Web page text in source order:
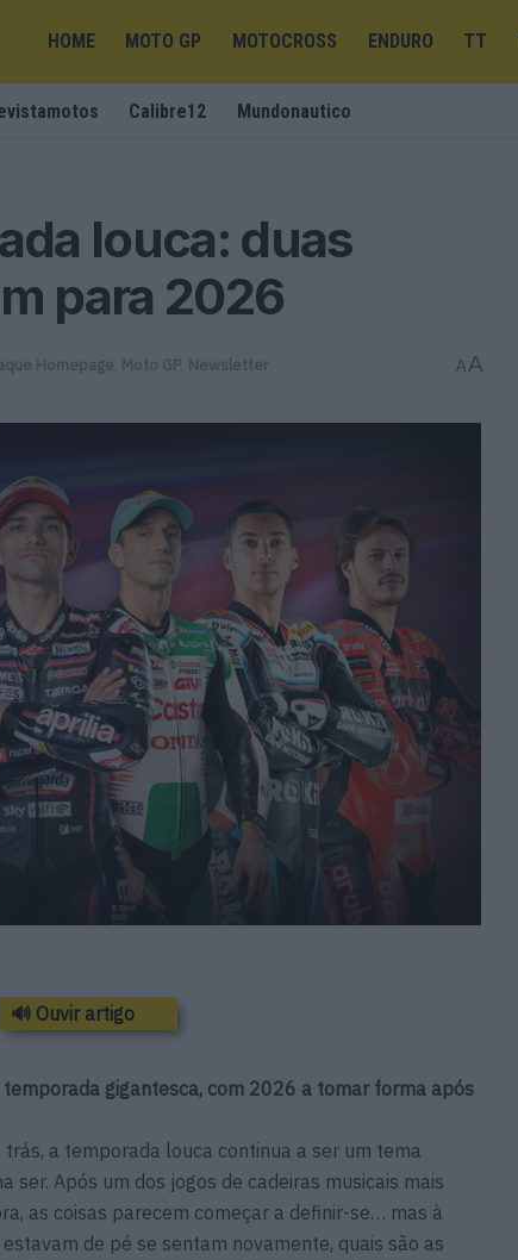
HOME MOTO GP MOTOCROSS ENDURO TT
Calibre12 Mundonautico
louca: duas
para 2026
Homepage Moto GP Newsletter AA
🔊 Ouvir artigo
gigantesca, com 2026 a tomar forma após
a temporada louca continua a ser um tema
ser. Após um dos jogos de cadeiras musicais mais
as coisas parecem começar a definir-se… mas à
de pé se sentam novamente, quais são as